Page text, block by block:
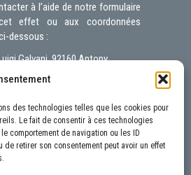
des technologies telles que les cookies pour
Le fait de consentir à ces technologies
comportement de navigation ou les ID
retirer son consentement peut avoir un effet
à l’aide de notre formulaire
effet ou aux coordonnées
dessous :
Galvani, 92160 Antony